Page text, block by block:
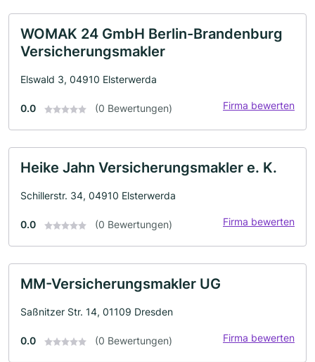
WOMAK 24 GmbH Berlin-Brandenburg
Versicherungsmakler
Elswald 3, 04910 Elsterwerda
0.0 (0 Bewertungen) Firma bewerten
Heike Jahn Versicherungsmakler e. K.
Schillerstr. 34, 04910 Elsterwerda
0.0 (0 Bewertungen) Firma bewerten
MM-Versicherungsmakler UG
Saßnitzer Str. 14, 01109 Dresden
0.0 (0 Bewertungen) Firma bewerten